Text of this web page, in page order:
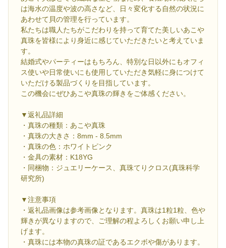
は海水の温度や波の高さなど、日々変化する自然の状況に
あわせて貝の管理を行っています。
私たちは職人たちがこだわりを持って育てた美しいあこや
真珠を皆様により身近に感じていただきたいと考えていま
す。
結婚式やパーティーはもちろん、特別な日以外にもオフィ
ス使いや日常使いにも使用していただき気軽に身につけて
いただける製品づくりを目指しています。
この機会にぜひあこや真珠の輝きをご体感ください。
▼返礼品詳細
・真珠の種類：あこや真珠
・真珠の大きさ：8mm - 8.5mm
・真珠の色：ホワイトピンク
・金具の素材：K18YG
・同梱物：ジュエリーケース、真珠てりクロス(真珠科学
研究所)
▼注意事項
・返礼品画像は参考画像となります。真珠は1粒1粒、色や
輝きが異なりますので、ご理解の程よろしくお願い申し上
げます。
・真珠には本物の真珠の証であるエクボや傷があります。